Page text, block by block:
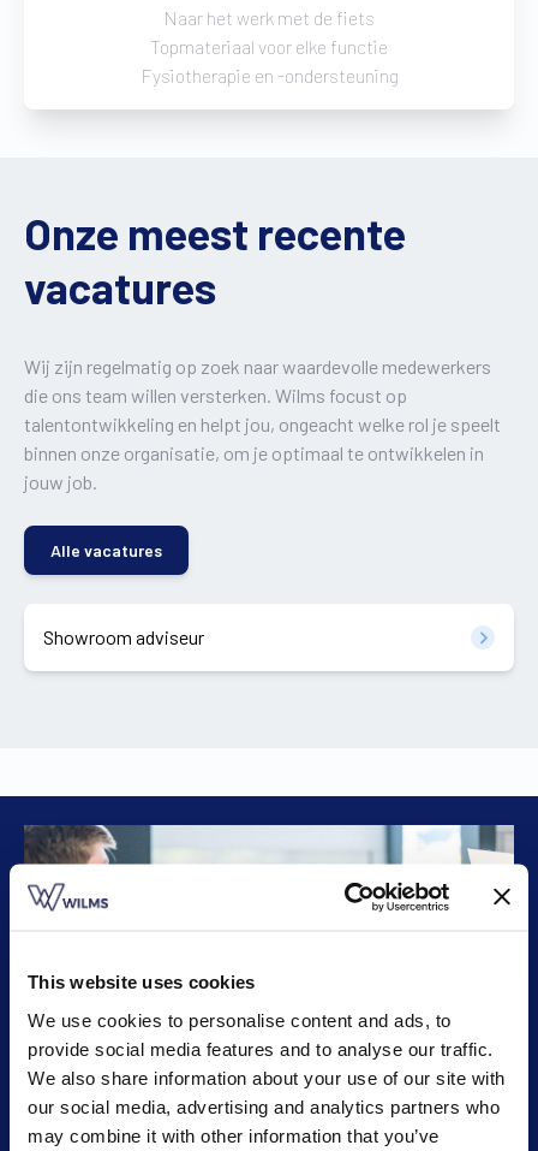
This website uses cookies
We use cookies to personalise content and ads, to
provide social media features and to analyse our traffic.
We also share information about your use of our site with
our social media, advertising and analytics partners who
may combine it with other information that you’ve
Naar het werk met de fiets
Topmateriaal voor elke functie
Fysiotherapie en -ondersteuning
Onze meest recente
vacatures
Wij zijn regelmatig op zoek naar waardevolle medewerkers
die ons team willen versterken. Wilms focust op
talentontwikkeling en helpt jou, ongeacht welke rol je speelt
binnen onze organisatie, om je optimaal te ontwikkelen in
jouw job.
Alle vacatures
Showroom adviseur